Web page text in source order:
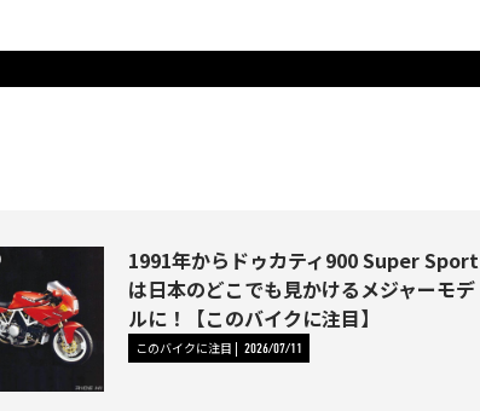
1991年からドゥカティ900 Super Sport
は日本のどこでも見かけるメジャーモデ
ルに！【このバイクに注目】
このバイクに注目 2026/07/11